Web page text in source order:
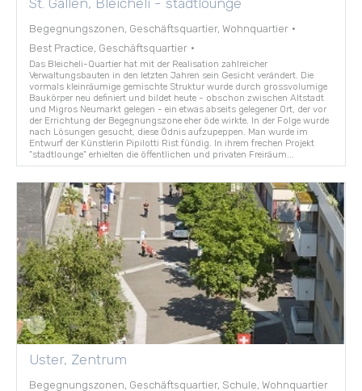
Begegnungszonen, Geschäftsquartier, Wohnquartier ·
Best Practice, Geschäftsquartier ·
Das Bleicheli-Quartier hat mit der Realisation zahlreicher
Verwaltungsbauten in den letzten Jahren sein Gesicht verändert. Die
vormals kleinräumige gemischte Struktur wurde durch grossvolumige
Baukörper neu definiert und bildet heute - obschon zwischen Altstadt
und Migros Neumarkt gelegen - ein etwas abseits gelegener Ort, der vor
der Errichtung der Begegnungszone eher öde wirkte. In der Folge wurde
nach Lösungen gesucht, diese Ödnis aufzupeppen. Man wurde im
Entwurf der Künstlerin Pipilotti Rist fündig. In ihrem frechen Projekt
"stadtlounge" erhielten die öffentlichen und privaten Freiräum...
Uster, Zentrum
Begegnungszonen, Geschäftsquartier, Schule, Wohnquartier